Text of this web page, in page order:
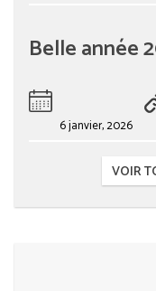
Belle année
6 janvier, 2026
VOIR